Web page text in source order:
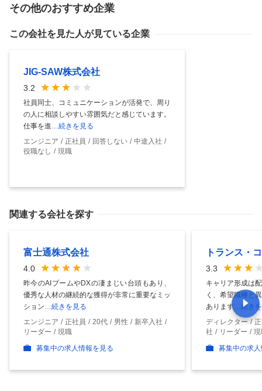
その他のおすすめ企業
この会社を見た人が見ている企業
JIG-SAW株式会社
3.2
社員同士、コミュニケーションが活発で、周り
の人に相談しやすい雰囲気だと感じています。
仕事を進 …続きを見る
エンジニア
正社員 回答しない
中途入社
役職なし
現職
関連する会社を探す
富士通株式会社
4.0
昨今のAIブームやDXの凄まじい台頭もあり、
優秀な人材の継続的な獲得が非常に重要なミッ
ション …続きを見る
エンジニア
正社員 20代 男性
新卒入社
リーダー
現職
募集中の求人情報を見る
トランス・
3.3
キャリア形成は
く、希望職種と
あります …続き
ディレクター
社
リーダー
募集中の求